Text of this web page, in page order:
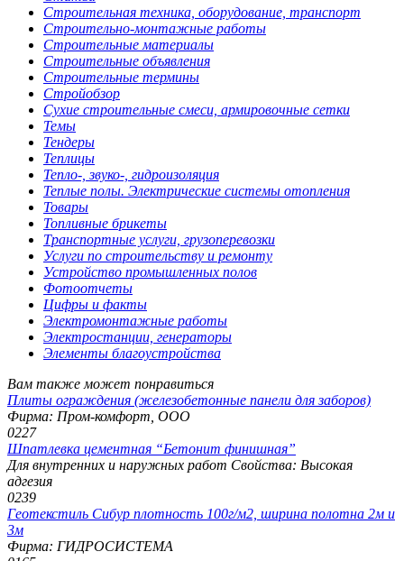
Строительная техника, оборудование, транспорт
Строительно-монтажные работы
Строительные материалы
Строительные объявления
Строительные термины
Стройобзор
Сухие строительные смеси, армировочные сетки
Темы
Тендеры
Теплицы
Тепло-, звуко-, гидроизоляция
Теплые полы. Электрические системы отопления
Товары
Топливные брикеты
Транспортные услуги, грузоперевозки
Услуги по строительству и ремонту
Устройство промышленных полов
Фотоотчеты
Цифры и факты
Электромонтажные работы
Электростанции, генераторы
Элементы благоустройства
Вам также может понравиться
Плиты ограждения (железобетонные панели для заборов)
Фирма: Пром-комфорт, ООО
0227
Шпатлевка цементная “Бетонит финишная”
Для внутренних и наружных работ Свойства: Высокая
адгезия
0239
Геотекстиль Сибур плотность 100г/м2, ширина полотна 2м и
3м
Фирма: ГИДРОСИСТЕМА